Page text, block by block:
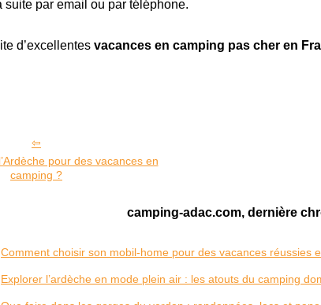
suite par email ou par téléphone.
d’excellentes vacances en camping pas cher en
pour des vacances en
camping ?
camping-adac.com, dernière
Comment choisir son mobil-home pour des vacances réussies
Explorer l’ardèche en mode plein air : les atouts du camping